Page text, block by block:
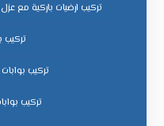
تركيب ارضيات باركية مع
تركيب
تركيب
تركيب